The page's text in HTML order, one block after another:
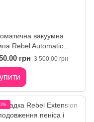
вакуумна
Rebel Automatic
Pump
грн 3 500.00 грн